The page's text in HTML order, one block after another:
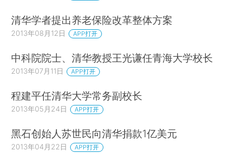
清华学者提出养老保险改革整体方案
2013年08月12日 APP打开
中科院院士、清华教授王光谦任青海大学校长
2013年07月11日 APP打开
程建平任清华大学常务副校长
2013年05月24日 APP打开
黑石创始人苏世民向清华捐款1亿美元
2013年04月22日 APP打开